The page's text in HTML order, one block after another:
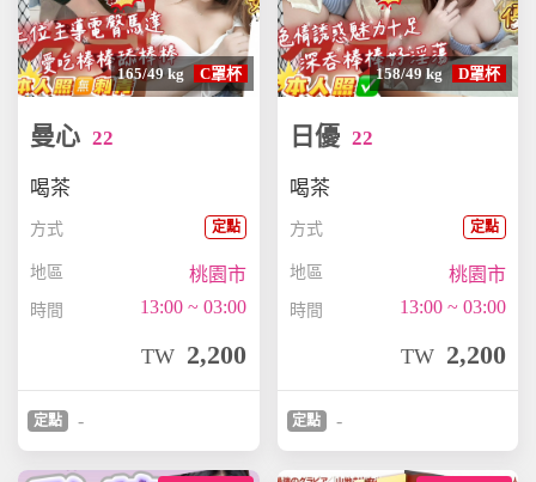
165/49 kg C罩杯
曼心22
喝茶
方式 定點
地區 桃園市
時間 13:00 ~ 03:00
TW 2,200
定點 -
158/49 kg D罩杯
日優 22
喝茶
方式 定點
地區 桃園市
時間 13:00 ~ 03:00
TW 2,200
定點 -